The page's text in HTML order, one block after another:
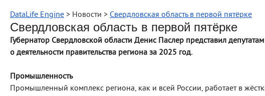
DataLife Engine > Новости > Свердловская область в первой пятёрке
Свердловская область в первой пятёрке
Губернатор Свердловской области Денис Паслер представил
о деятельности правительства региона за 2025 год.
Промышленность
Промышленный комплекс региона, как и всей России, работает в